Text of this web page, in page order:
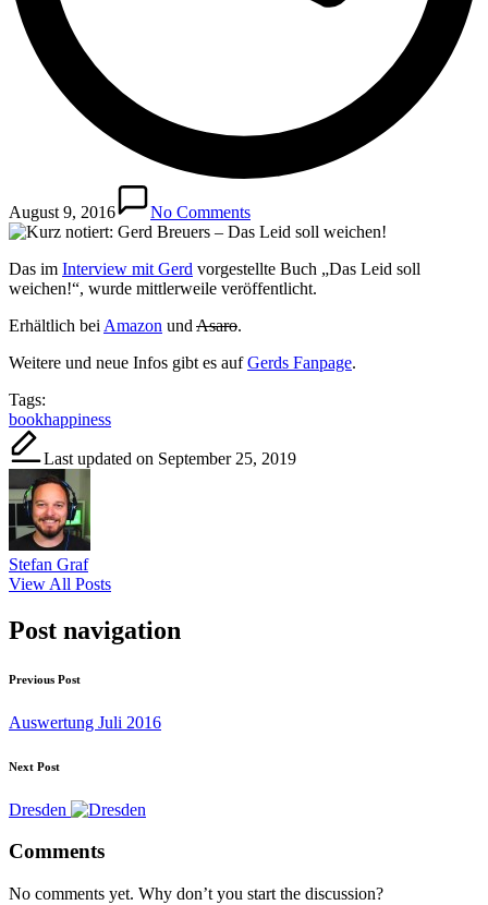
August 9, 2016 No Comments
Das im Interview mit Gerd vorgestellte Buch „Das Leid soll
weichen!“, wurde mittlerweile veröffentlicht.
Erhältlich bei Amazon und Asaro.
Weitere und neue Infos gibt es aufGerds Fanpage.
Tags:
bookhappiness
Last updated on September 25, 2019
Stefan Graf
View All Posts
Post navigation
Previous Post
Auswertung Juli 2016
Next Post
Dresden
Comments
No comments yet. Why don’t you start the discussion?